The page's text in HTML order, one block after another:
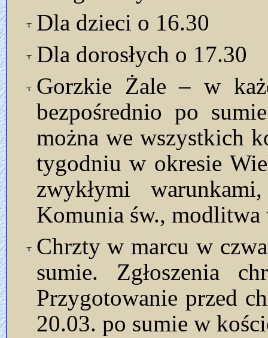
Dla dzieci o 16.30
Dla dorosłych o 17.30
Gorzkie Żale – w
bezpośrednio po
można we wszystkich
tygodniu w okresie
zwykłymi
Komunia św., modlitwa
Chrzty w marcu w
sumie. Zgłoszenia
Przygotowanie przed
20.03. po sumie w